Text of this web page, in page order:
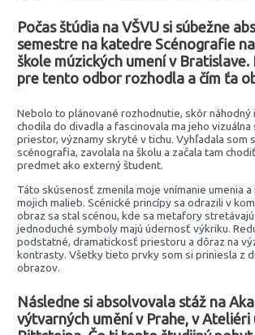
Počas štúdia na VŠVU si súbežne
semestre na katedre Scénografie
škole múzických umení v Bratislave.
pre tento odbor rozhodla a čím ťa
Nebolo to plánované rozhodnutie, skôr náhodný
chodila do divadla a fascinovala ma jeho
priestor, významy skryté v tichu. Vyhľadala som
scénografia, zavolala na školu a začala tam
predmet ako externý študent.
Táto skúsenosť zmenila moje vnímanie umenia
mojich malieb. Scénické princípy sa odrazili v
obraz sa stal scénou, kde sa metafory
jednoduché symboly majú údernosť výkriku.
podstatné, dramatickosť priestoru a dôraz na
kontrasty. Všetky tieto prvky som si priniesla z
obrazov.
Následne si absolvovala stáž na
výtvarných umění v Prahe, v Ateliéri